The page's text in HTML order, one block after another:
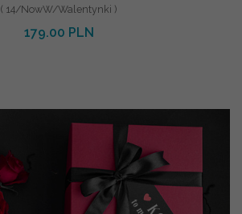
( 14/NowW/Walentynki )
179.00 PLN